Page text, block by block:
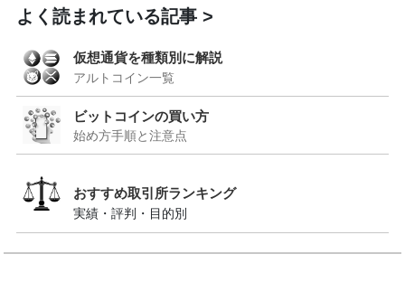
よく読まれている記事
仮想通貨を種類別に解説
アルトコイン一覧
ビットコインの買い方
始め方手順と注意点
おすすめ取引所ランキング
実績・評判・目的別